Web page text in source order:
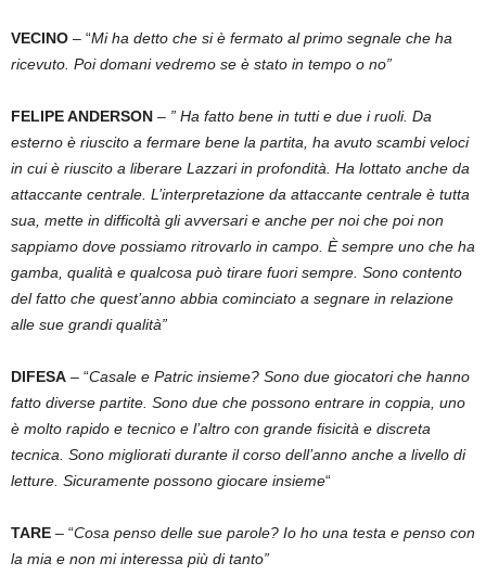
VECINO – “Mi ha detto che si è fermato al primo segnale che ha
ricevuto. Poi domani vedremo se è stato in tempo o no”
FELIPE ANDERSON – ” Ha fatto bene in tutti e due i ruoli. Da
esterno è riuscito a fermare bene la partita, ha avuto scambi veloci
in cui è riuscito a liberare Lazzari in profondità. Ha lottato anche da
attaccante centrale. L’interpretazione da attaccante centrale è tutta
sua, mette in difficoltà gli avversari e anche per noi che poi non
sappiamo dove possiamo ritrovarlo in campo. È sempre uno che ha
gamba, qualità e qualcosa può tirare fuori sempre. Sono contento
del fatto che quest’anno abbia cominciato a segnare in relazione
alle sue grandi qualità”
DIFESA – “Casale e Patric insieme? Sono due giocatori che hanno
fatto diverse partite. Sono due che possono entrare in coppia, uno
è molto rapido e tecnico e l’altro con grande fisicità e discreta
tecnica. Sono migliorati durante il corso dell’anno anche a livello di
letture. Sicuramente possono giocare insieme“
TARE – “Cosa penso delle sue parole? Io ho una testa e penso con
la mia e non mi interessa più di tanto”